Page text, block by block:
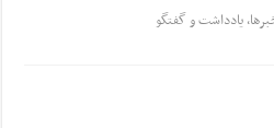
,یادداشت و گفتگو